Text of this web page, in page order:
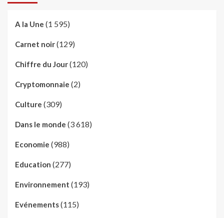
A la Une (1 595)
Carnet noir(129)
Chiffre du Jour(120)
Cryptomonnaie (2)
Culture (309)
Dans le monde (3 618)
Economie (988)
Education (277)
Environnement (193)
Evénements(115)